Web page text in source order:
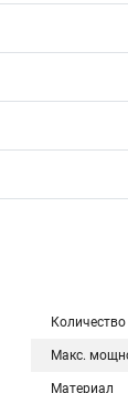
Макс.
Материал